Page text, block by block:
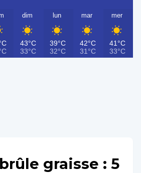
dim
43°C
33°C
lun
39°C
32°C
mar
42°C
31°C
mer
41°C
33°C
graisse : 5